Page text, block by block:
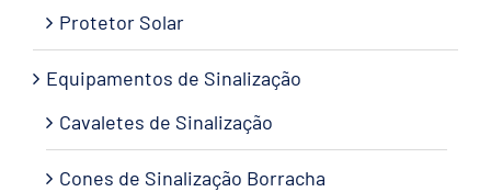
Protetor Solar
Equipamentos de Sinalização
Cavaletes de Sinalização
Cones de Sinalização Borracha